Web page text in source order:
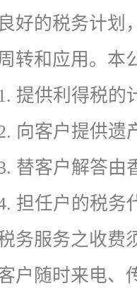
良好的税务计划
转和应用。本
提供利得税的
向客户提供遗
替客户解答由
担任户的税务
务服务之收费
户随时来电、